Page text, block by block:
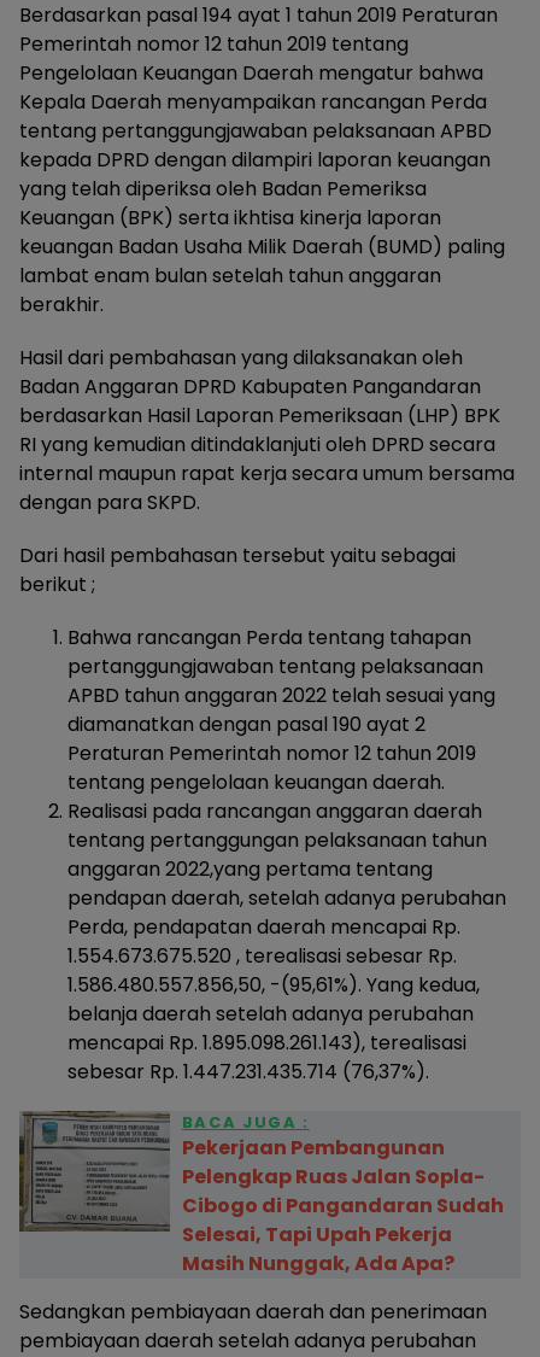
Berdasarkan pasal 194 ayat 1 tahun 2019 Peraturan
Pemerintah nomor 12 tahun 2019 tentang
Pengelolaan Keuangan Daerah mengatur bahwa
Kepala Daerah menyampaikan rancangan Perda
tentang pertanggungjawaban pelaksanaan APBD
kepada DPRD dengan dilampiri laporan keuangan
yang telah diperiksa oleh Badan Pemeriksa
Keuangan (BPK) serta ikhtisa kinerja laporan
keuangan Badan Usaha Milik Daerah (BUMD) paling
lambat enam bulan setelah tahun anggaran
berakhir.
Hasil dari pembahasan yang dilaksanakan oleh
Badan Anggaran DPRD Kabupaten Pangandaran
berdasarkan Hasil Laporan Pemeriksaan (LHP) BPK
RI yang kemudian ditindaklanjuti oleh DPRD secara
internal maupun rapat kerja secara umum bersama
dengan para SKPD.
Dari hasil pembahasan tersebut yaitu sebagai
berikut ;
Bahwa rancangan Perda tentang tahapan
pertanggungjawaban tentang pelaksanaan
APBD tahun anggaran 2022 telah sesuai yang
diamanatkan dengan pasal 190 ayat 2
Peraturan Pemerintah nomor 12 tahun 2019
tentang pengelolaan keuangan daerah.
Realisasi pada rancangan anggaran daerah
tentang pertanggungan pelaksanaan tahun
anggaran 2022,yang pertama tentang
pendapan daerah, setelah adanya perubahan
Perda, pendapatan daerah mencapai Rp.
1.554.673.675.520 , terealisasi sebesar Rp.
1.586.480.557.856,50, -(95,61%). Yang kedua,
belanja daerah setelah adanya perubahan
mencapai Rp. 1.895.098.261.143), terealisasi
sebesar Rp. 1.447.231.435.714 (76,37%).
BACA JUGA :
Pekerjaan Pembangunan
Pelengkap Ruas Jalan Sopla-
Cibogo di Pangandaran Sudah
Selesai, Tapi Upah Pekerja
Masih Nunggak, Ada Apa?
Sedangkan pembiayaan daerah dan penerimaan
pembiayaan daerah setelah adanya perubahan